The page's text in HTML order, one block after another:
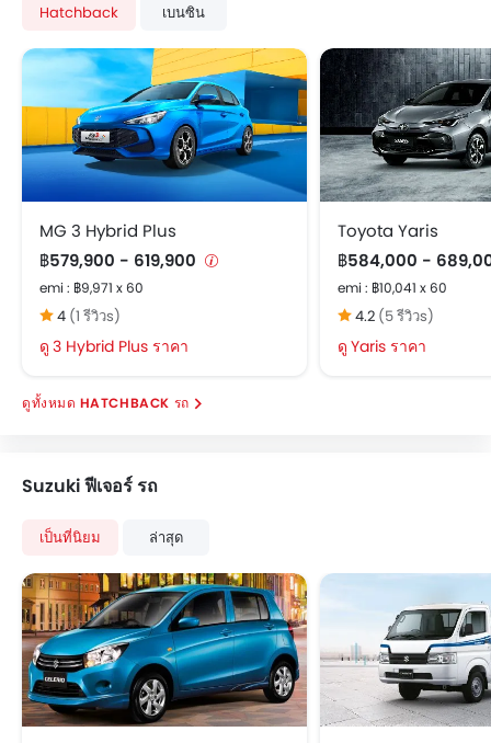
ถุงลมฝั่งคนขับ
ถุงลมฝั่งคนนั่ง
เสียงเตือนคาดเข็มขัดนิรภัย
ระบบเสริมแรงเบรก
ไฟเตือนประตู และฝากระโปรงท้าย
เซ็นเซอร์ตรวจจับการชน
ระบบสัญญาณกันขโมย
ล็อกประตูป้องกันเด็ก
คานเหล็กด้านข้างรถ
คานเหล็กด้านหน้ารถ
กระจกมองหลังแบบตัดแสง
ระบบกุญแจนิรภัย
ระบบป้องกันการลื่นไถลของรถ
ระบบสัญญานกันขโมย
หน้าปัดบอกระยะทางแบบดิจิตอล
ระบบกระจายแรงเบรก
กระจกมองข้างพับไฟฟ้า
หน้าปัดบอกระยะทางแบบมัลติทริป
ไฟเตือนสถานะเครื่องยนต์
ระบบทำความร้อน
เสาอากาศวิทยุแบบฝัง, สั้น หรือครีบฉลาม
Hatchback เบนซิน
MG 3 Hybrid Plus
฿579,900 - 619,900
emi : ฿9,971 x 60
4 (1 รีวิวs)
3 Hybrid Plus ราคา
Toyota Yaris
฿584,000 -
emi : ฿10,041 x 60
4.2 (5 รีวิวs)
Yaris ราคา
HATCHBACK รถ
Suzuki ฟีเจอร์ รถ
เป็นที่นิยม ล่าสุด